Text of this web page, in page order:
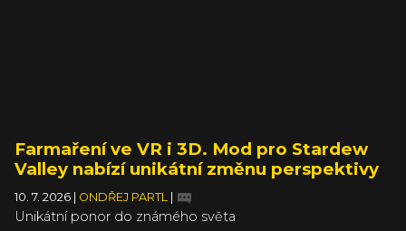
Farmaření ve VR i 3D. Mod pro Stardew
Valley nabízí unikátní změnu perspektivy
10. 7. 2026 ONDŘEJ PARTL
Unikátní ponor do známého světa